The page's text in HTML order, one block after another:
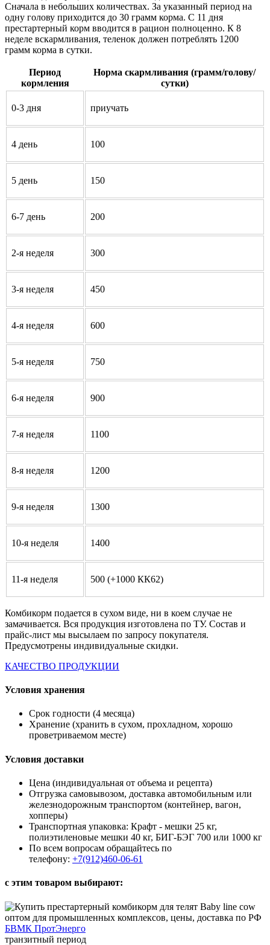
Сначала в небольших количествах. За указанный период на
одну голову приходится до 30 грамм корма. С 11 дня
престартерный корм вводится в рацион полноценно. К 8
неделе вскармливания, теленок должен потреблять 1200
грамм корма в сутки.
Период
кормления
Норма скармливания (грамм/голову/
сутки)
0-3 дня приучать
4 день 100
5 день 150
6-7 день 200
2-я неделя 300
3-я неделя 450
4-я неделя 600
5-я неделя 750
6-я неделя 900
7-я неделя 1100
8-я неделя 1200
9-я неделя 1300
10-я неделя 1400
11-я неделя 500 (+1000 КК62)
Комбикорм подается в сухом виде, ни в коем случае не
замачивается. Вся продукция изготовлена по ТУ. Состав и
прайс-лист мы высылаем по запросу покупателя.
Предусмотрены индивидуальные скидки.
КАЧЕСТВО ПРОДУКЦИИ
Условия хранения
Срок годности (4 месяца)
Хранение (хранить в сухом, прохладном, хорошо
проветриваемом месте)
Условия доставки
Цена (индивидуальная от объема и рецепта)
Отгрузка самовывозом, доставка автомобильным или
железнодорожным транспортом (контейнер, вагон,
хопперы)
Транспортная упаковка: Крафт - мешки 25 кг,
полиэтиленовые мешки 40 кг, БИГ-БЭГ 700 или 1000 кг
По всем вопросам обращайтесь по
телефону: +7(912)460-06-61
с этим товаром выбирают:
БВМК ПротЭнерго
транзитный период